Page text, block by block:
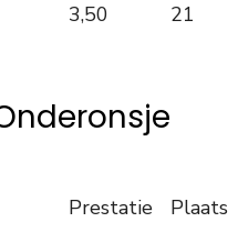
3,50 21
Prestatie
Plaats